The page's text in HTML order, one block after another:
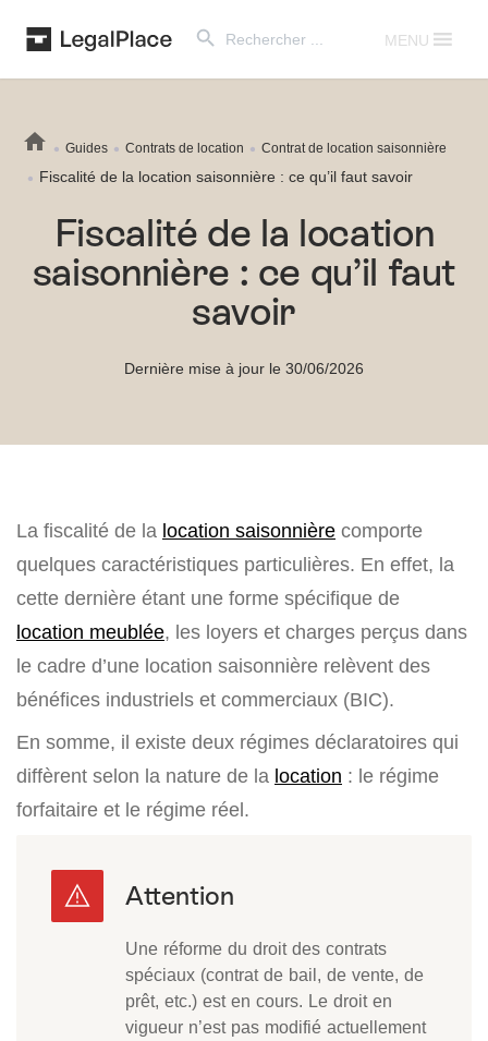
for:
MENU
Guides Contrats de location Contrat de location saisonnière
Fiscalité de la location saisonnière : ce qu’il faut savoir
Fiscalité de la location
saisonnière : ce qu’il faut
savoir
Dernière mise à jour le 30/06/2026
La fiscalité de la location saisonnière comporte
quelques caractéristiques particulières. En effet, la
cette dernière étant une forme spécifique de
location meublée, les loyers et charges perçus dans
le cadre d’une location saisonnière relèvent des
bénéfices industriels et commerciaux (BIC).
En somme, il existe deux régimes déclaratoires qui
diffèrent selon la nature de la location : le régime
forfaitaire et le régime réel.
Une réforme du droit des contrats
spéciaux (contrat de bail, de vente, de
prêt, etc.) est en cours. Le droit en
vigueur n’est pas modifié actuellement